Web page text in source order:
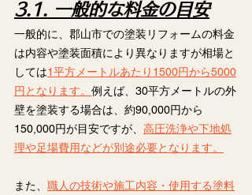
3.1. 一般的な料金の目安
一般的に、郡山市での塗装リフォームの料金
は内容や塗装面積により異なりますが相場と
しては1平方メートルあたり1500円から5000
円となります。 例えば、30平方メートルの外
壁を塗装する場合は、約90,000円から
150,000円が目安ですが、 高圧洗浄や下地処
理や足場費用などが別途必要となります。
また、 職人の技術や施工内容・使用する塗料